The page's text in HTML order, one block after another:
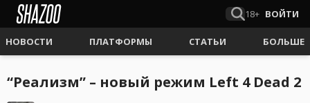
18+ ВОЙТИ
НОВОСТИ ПЛАТФОРМЫ СТАТЬИ БОЛЬШЕ
“Реализм” – новый режим Left 4 Dead 2